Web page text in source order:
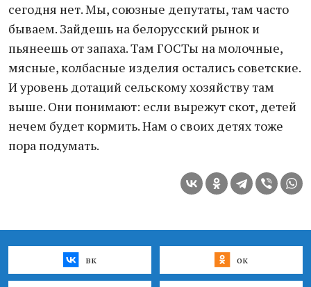
сегодня нет. Мы, союзные депутаты, там часто
бываем. Зайдешь на белорусский рынок и
пьянеешь от запаха. Там ГОСТы на молочные,
мясные, колбасные изделия остались советские.
И уровень дотаций сельскому хозяйству там
выше. Они понимают: если вырежут скот, детей
нечем будет кормить. Нам о своих детях тоже
пора подумать.
вк ок